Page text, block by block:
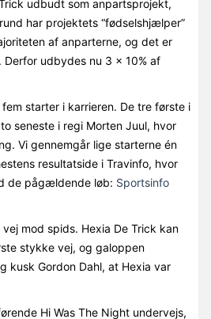
udbudt som anpartsprojekt,
har projektets “fødselshjælper”
af anparterne, og det er
Derfor udbydes nu 3 x 10% af
starter i karrieren. De tre første i
seneste i regi Morten Juul, hvor
Vi gennemgår lige starterne én
resultatside i Travinfo, hvor
de pågældende løb: Sportsinfo
mod spids. Hexia De Trick kan
stykke vej, og galoppen
kusk Gordon Dahl, at Hexia var
Hi Was The Night undervejs,